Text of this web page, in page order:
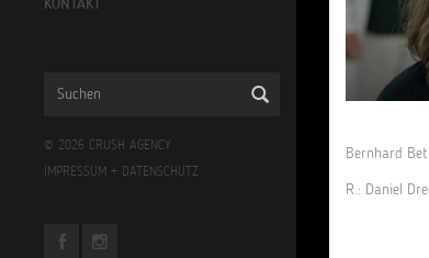
KONTAKT
© 2026 CRUSH AGENCY
IMPRESSUM + DATENSCHUTZ
Bernhard
R.: Daniel